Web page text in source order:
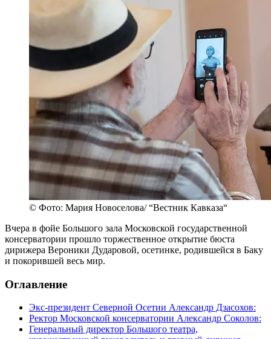
© Фото: Мария Новоселова/ “Вестник Кавказа“
Вчера в фойе Большого зала Московской государственной
консерватории прошло торжественное открытие бюста
дирижера Вероники Дударовой, осетинке, родившейся в Баку
и покорившей весь мир.
Оглавление
Экс-президент Северной Осетии Александр Дзасохов:
Ректор Московской консерватории Александр Соколов:
Генеральный директор Большого театра,